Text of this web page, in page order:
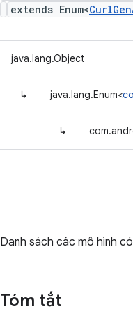
extends Enum<
java.lang.Object
↳ java.lang.Enum<
↳
Danh sách các mô hình
Tóm tắt